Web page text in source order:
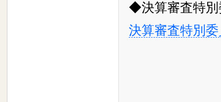
◆決算審査特
決算審査特別